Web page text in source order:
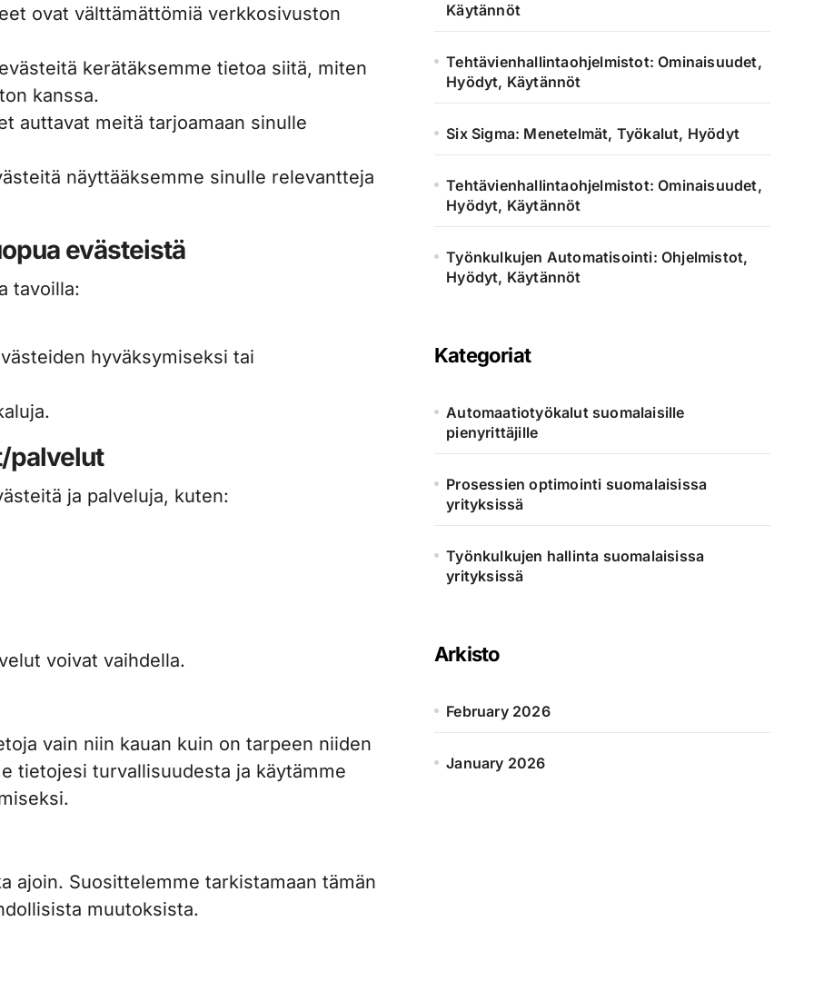
ovat välttämättömiä verkkosivuston
kerätäksemme tietoa siitä, miten
kanssa.
auttavat meitä tarjoamaan sinulle
näyttääksemme sinulle relevantteja
evästeistä
tavoilla:
hyväksymiseksi tai
palvelut
ja palveluja, kuten:
voivat vaihdella.
vain niin kauan kuin on tarpeen niiden
tietojesi turvallisuudesta ja käytämme
ajoin. Suosittelemme tarkistamaan tämän
muutoksista.
Käytännöt
Tehtävienhallintaohjelmistot: Ominaisuudet,
Hyödyt, Käytännöt
Six Sigma: Menetelmät, Työkalut, Hyödyt
Tehtävienhallintaohjelmistot: Ominaisuudet,
Hyödyt, Käytännöt
Työnkulkujen Automatisointi: Ohjelmistot,
Hyödyt, Käytännöt
Kategoriat
Automaatiotyökalut suomalaisille
pienyrittäjille
Prosessien optimointi suomalaisissa
yrityksissä
Työnkulkujen hallinta suomalaisissa
yrityksissä
Arkisto
February 2026
January 2026